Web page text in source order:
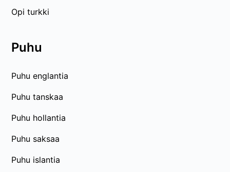
Opi turkki
Puhu
Puhu englantia
Puhu tanskaa
Puhu hollantia
Puhu saksaa
Puhu islantia